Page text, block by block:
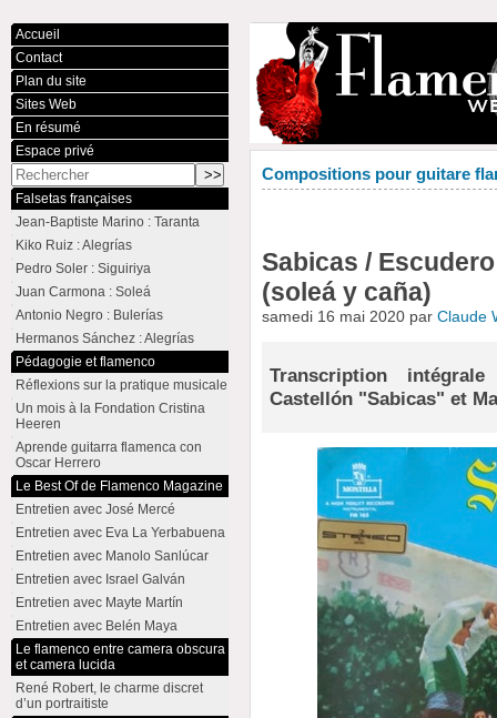
Compositions pour guitare
Sabicas /
(soleá y caña)
samedi 16 mai 2020 parClaude
Transcription
Castellón "Sabicas" et
Accueil
Contact
Plan du site
Sites Web
En résumé
Espace privé
Falsetas françaises
Jean-Baptiste Marino : Taranta
Kiko Ruiz : Alegrías
Pedro Soler : Siguiriya
Juan Carmona : Soleá
Antonio Negro : Bulerías
Hermanos Sánchez : Alegrías
Pédagogie et flamenco
Réflexions sur la pratique musicale
Un mois à la Fondation Cristina
Heeren
Aprende guitarra flamenca con
Oscar Herrero
Le Best Of de Flamenco Magazine
Entretien avec José Mercé
Entretien avec Eva La Yerbabuena
Entretien avec Manolo Sanlúcar
Entretien avec Israel Galván
Entretien avec Mayte Martín
Entretien avec Belén Maya
Le flamenco entre camera obscura
et camera lucida
René Robert, le charme discret
d’un portraitiste